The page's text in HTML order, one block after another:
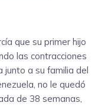
que su primer hijo
las contracciones
a su familia del
no le quedó
de 38 semanas,